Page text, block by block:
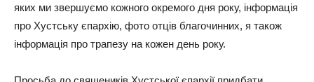
яких ми звершуємо кожного окремого дня року, інформація
про Хустську єпархію, фото отців благочинних, я також
інформація про трапезу на кожен день року.